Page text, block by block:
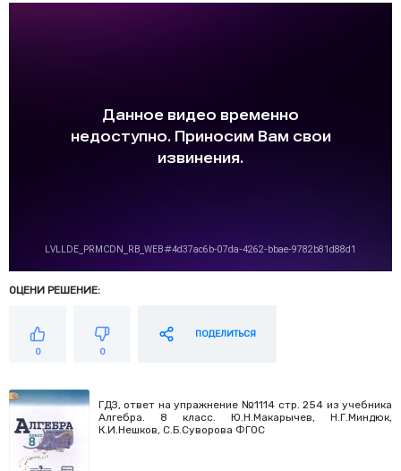
ОЦЕНИ РЕШЕНИЕ:
0 0
ПОДЕЛИТЬСЯ
ГДЗ, ответ на упражнение №1114 стр. 254 из учебника
Алгебра. 8 класс. Ю.Н.Макарычев, Н.Г.Миндюк,
К.И.Нешков, С.Б.Суворова ФГОС